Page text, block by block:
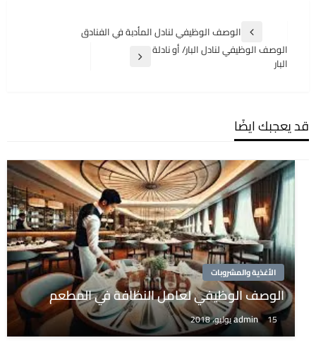
المقالات
المقالة
السابقة
الوصف الوظيفي لنادل المأدبة في الفنادق
المقالة
الوصف الوظيفي لنادل البار/ أو نادلة
البار
قد يعجبك ايضًا
الأغذية والمشروبات
الوصف الوظيفي لعامل النظافة في المطعم
admin 15 يوليو، 2018